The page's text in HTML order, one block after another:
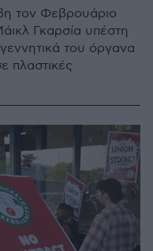
τον Φεβρουάριο
Γκαρσία υπέστη
του όργανα
πλαστικές